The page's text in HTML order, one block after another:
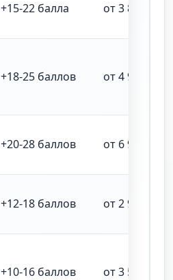
+15-22 балла от 3 800 ₽
+18-25 баллов от 4 900 ₽
+20-28 баллов от 6 900 ₽
+12-18 баллов от 2 900 ₽
+10-16 баллов от 3 500 ₽